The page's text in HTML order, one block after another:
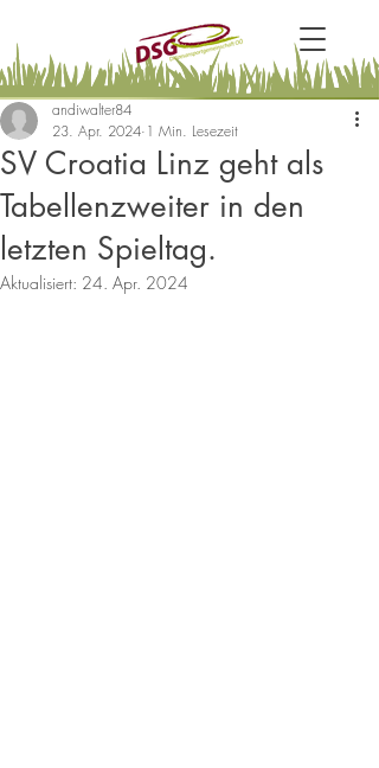
SV Croatia Linz geht als
Tabellenzweiter in den
letzten Spieltag.
andiwalter84
23. Apr. 2024 1 Min. Lesezeit
Aktualisiert: 24. Apr. 2024